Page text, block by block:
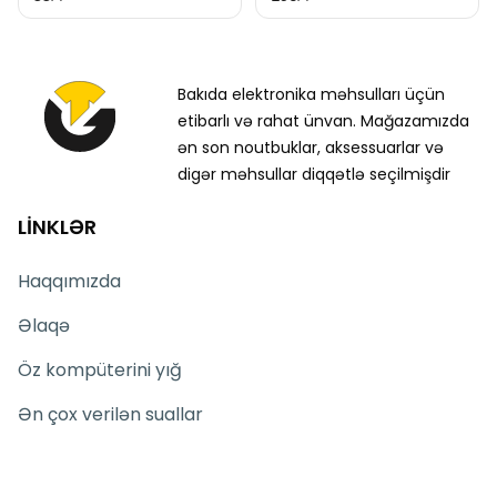
Bakıda elektronika məhsulları üçün
etibarlı və rahat ünvan. Mağazamızda
ən son noutbuklar, aksessuarlar və
digər məhsullar diqqətlə seçilmişdir
LİNKLƏR
Haqqımızda
Əlaqə
Öz kompüterini yığ
Ən çox verilən suallar